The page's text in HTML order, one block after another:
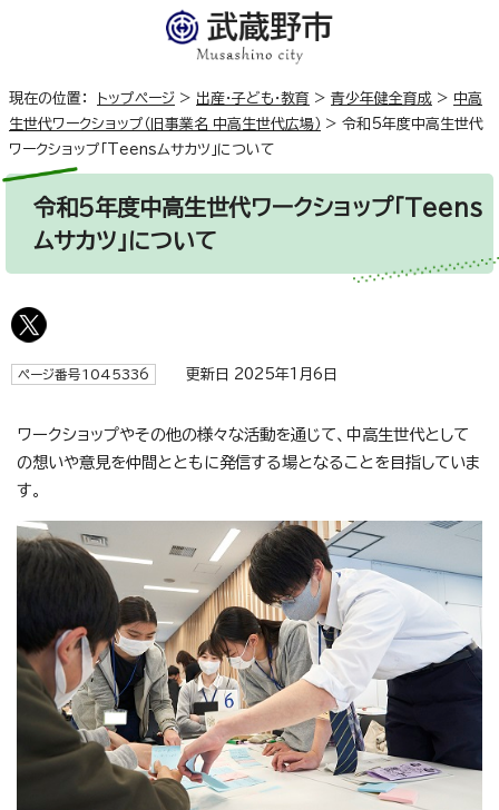
現在の位置： トップページ > 出産・子ども・教育 > 青少年健全育成 > 中高
生世代ワークショップ（旧事業名 中高生世代広場） > 令和5年度中高生世代
ワークショップ「Teensムサカツ」について
令和5年度中高生世代ワークショップ「Teens
ムサカツ」について
ページ番号1045336 更新日 2025年1月6日
ワークショップやその他の様々な活動を通じて、中高生世代として
の想いや意見を仲間とともに発信する場となることを目指していま
す。